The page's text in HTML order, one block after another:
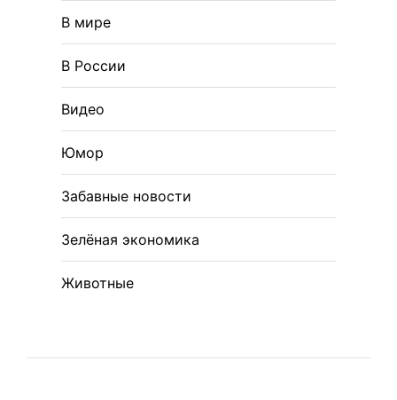
В мире
В России
Видео
Юмор
Забавные новости
Зелёная экономика
Животные